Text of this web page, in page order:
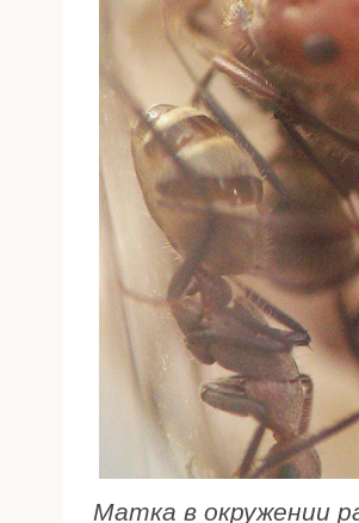
Матка в окружении